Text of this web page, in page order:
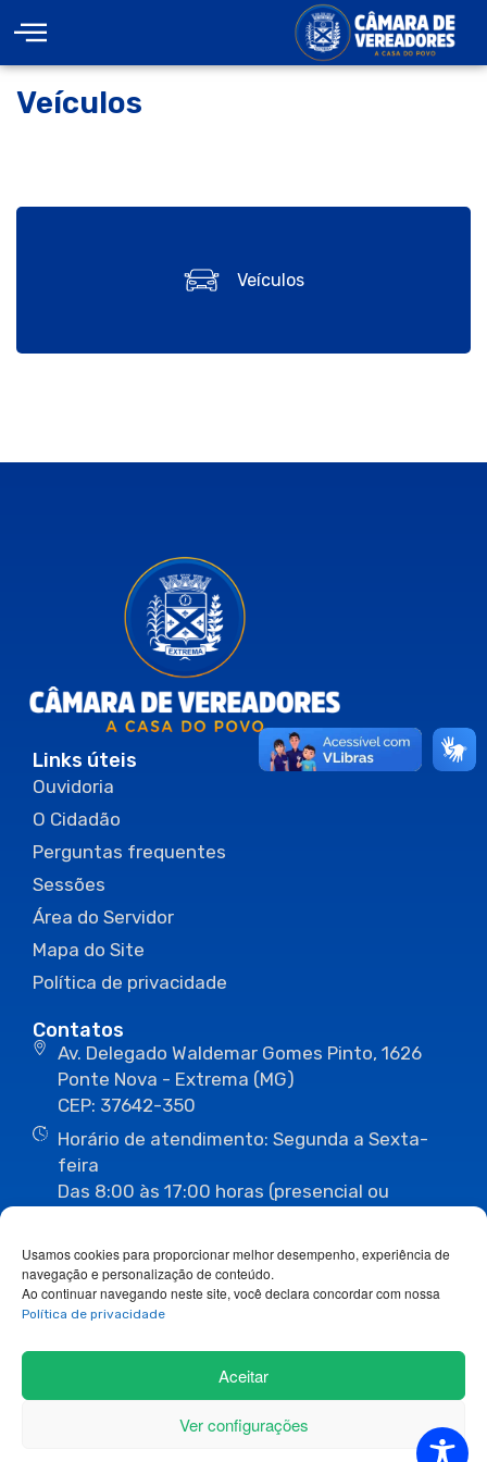
Usamos cookies para proporcionar melhor desempenho, experiência de
navegação e personalização de conteúdo.
Ao continuar navegando neste site, você declara concordar com nossa
Política de privacidade
Aceitar
Ver configurações
Veículos
Veículos
Links úteis
Ouvidoria
O Cidadão
Perguntas frequentes
Sessões
Área do Servidor
Mapa do Site
Política de privacidade
Contatos
Av. Delegado Waldemar Gomes Pinto, 1626
Ponte Nova - Extrema (MG)
CEP: 37642-350
Horário de atendimento: Segunda a Sexta-
feira
Das 8:00 às 17:00 horas (presencial ou
(35) 3435-1112 (35) 3435-3063
ouvidoria@camaraextrema.mg.gov.br
imprensa@camaraextrema.mg.gov.br
Siga-nos: